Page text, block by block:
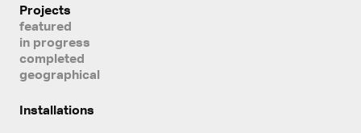
Projects
featured
in progress
completed
geographical
Installations